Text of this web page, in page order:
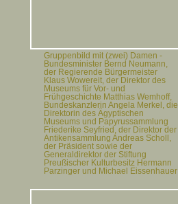
Gruppenbild mit (zwei) Damen -
Bundesminister Bernd Neumann,
der Regierende Bürgermeister
Klaus Wowereit, der Direktor des
Museums für Vor- und
Frühgeschichte Matthias Wemhoff,
Bundeskanzlerin Angela Merkel, die
Direktorin des Ägyptischen
Museums und Papyrussammlung
Friederike Seyfried, der Direktor der
Antikensammlung Andreas Scholl,
der Präsident sowie der
Generaldirektor der Stiftung
Preußischer Kulturbesitz Hermann
Parzinger und Michael Eissenhauer